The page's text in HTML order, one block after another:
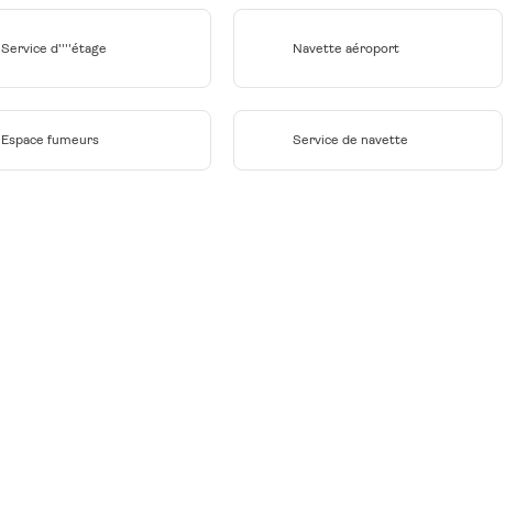
Service d''''étage Navette aéroport
Espace fumeurs Service de navette